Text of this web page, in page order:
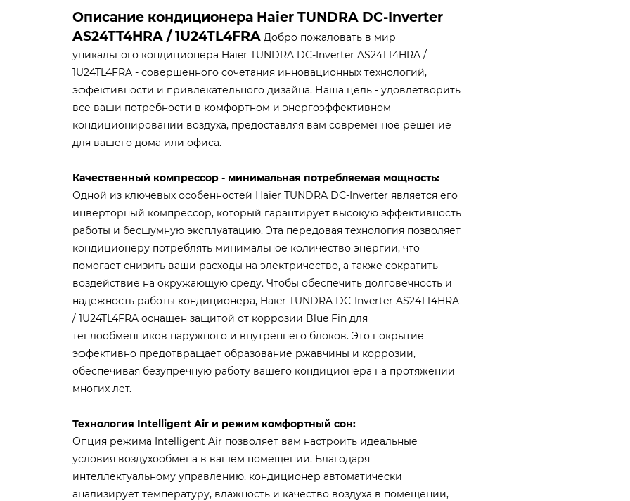
Описание кондиционера Haier TUNDRA DC-Inverter
AS24TT4HRA / 1U24TL4FRA Добро пожаловать в мир
уникального кондиционера Haier TUNDRA DC-Inverter AS24TT4HRA /
1U24TL4FRA - совершенного сочетания инновационных технологий,
эффективности и привлекательного дизайна. Наша цель - удовлетворить
все ваши потребности в комфортном и энергоэффективном
кондиционировании воздуха, предоставляя вам современное решение
для вашего дома или офиса.
Качественный компрессор - минимальная потребляемая мощность:
Одной из ключевых особенностей Haier TUNDRA DC-Inverter является его
инверторный компрессор, который гарантирует высокую эффективность
работы и бесшумную эксплуатацию. Эта передовая технология позволяет
кондиционеру потреблять минимальное количество энергии, что
помогает снизить ваши расходы на электричество, а также сократить
воздействие на окружающую среду. Чтобы обеспечить долговечность и
надежность работы кондиционера, Haier TUNDRA DC-Inverter AS24TT4HRA
/ 1U24TL4FRA оснащен защитой от коррозии Blue Fin для
теплообменников наружного и внутреннего блоков. Это покрытие
эффективно предотвращает образование ржавчины и коррозии,
обеспечивая безупречную работу вашего кондиционера на протяжении
многих лет.
Технология Intelligent Air и режим комфортный сон:
Опция режима Intelligent Air позволяет вам настроить идеальные
условия воздухообмена в вашем помещении. Благодаря
интеллектуальному управлению, кондиционер автоматически
анализирует температуру, влажность и качество воздуха в помещении,